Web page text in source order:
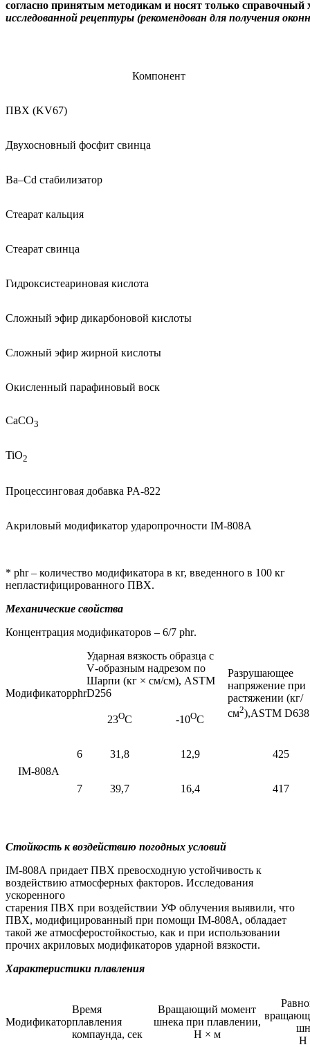
согласно принятым методикам и носят только справочный
исследованной рецептуры (рекомендован для получения
Компонент
ПВХ (KV67)
Двухосновный фосфит свинца
Ba–Cd стабилизатор
Стеарат кальция
Стеарат свинца
Гидроксистеариновая кислота
Сложный эфир дикарбоновой кислоты
Сложный эфир жирной кислоты
Окисленный парафиновый воск
CaCO3
TiO2
Процессинговая добавка PA-822
Акриловый модификатор ударопрочности IM-808A
* phr– количество модификатора в кг, введенного в 100 кг
непластифицированного ПВХ.
Механические свойства
Концентрация модификаторов – 6/7 phr.
Модификаторphr
Ударная вязкость образца с
V-образным надрезом по
Шарпи (кг × см/см), ASTM
D256
Разрушающее
напряжение при
растяжении (кг/
см2),ASTM D638
23OC -10OC
IM-808А
6 31,8 12,9 425
7 39,7 16,4 417
Стойкость к воздействию погодных условий
IM-808А придает ПВХ превосходную устойчивость к
воздействию атмосферных факторов. Исследования
ускоренного
старения ПВХ при воздействии УФ облучения выявили, что
ПВХ, модифицированный при помощи IM-808А, обладает
такой же атмосферостойкостью, как и при использовании
прочих акриловых модификаторов ударной вязкости.
Характеристики плавления
Модификатор
Время
плавления
компаунда, сек
Вращающий момент
шнека при плавлении,
Н × м
Н